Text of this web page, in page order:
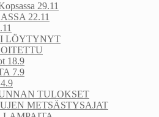
29.11
22.11
LÖYTYNYT
18.9
7.9
TULOKSET
METSÄSTYSAJAT